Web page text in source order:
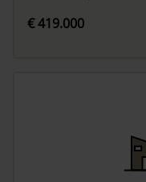
€ 419.000